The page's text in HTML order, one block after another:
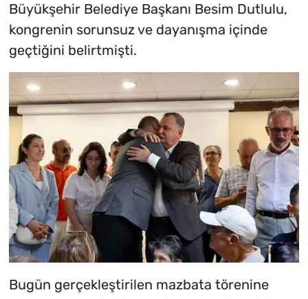
Büyükşehir Belediye Başkanı Besim Dutlulu,
kongrenin sorunsuz ve dayanışma içinde
geçtiğini belirtmişti.
Bugün gerçekleştirilen mazbata törenine